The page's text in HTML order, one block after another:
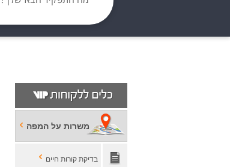
משרות על המפה
בדיקת קורות חיים